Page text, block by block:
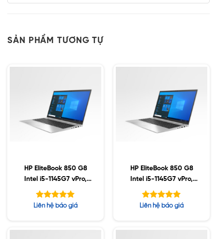
SẢN PHẨM TƯƠNG TỰ
HP EliteBook 850 G8
Intel i5-1145G7 vPro,
64GB DDR4, 512GB
Được xếp
Liên hệ báo giá
HP EliteBook 850 G8
Intel i5-1145G7 vPro,
64GB DDR4, 256GB
(Sao chép)
Được xếp
Liên hệ báo giá